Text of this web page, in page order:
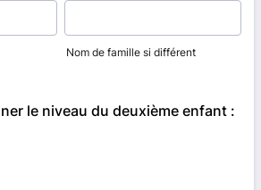
Nom de famille si différent
le niveau du deuxième enfant :